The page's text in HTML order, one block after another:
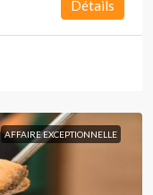
Détails
AFFAIRE EXCEPTIONNELLE